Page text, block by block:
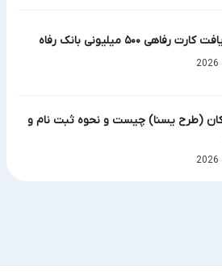
۵۰۰ میلیونی بانک رفاه
(طرح یسنا) چیست و نحوه ثبت نام و